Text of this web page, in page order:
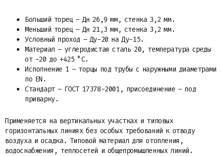
Больший торец – Дн 26,9 мм, стенка 3,2 мм.
Меньший торец – Дн 21,3 мм, стенка 3,2 мм.
Условный проход – Ду-20 на Ду-15.
Материал – углеродистая сталь 20, температура среды
от -20 до +425 °C.
Исполнение 1 – торцы под трубы с наружными диаметрами
по EN.
Стандарт – ГОСТ 17378-2001, присоединение – под
приварку.
Применяется на вертикальных участках и типовых
горизонтальных линиях без особых требований к отводу
воздуха и осадка. Типовой материал для отопления,
водоснабжения, теплосетей и общепромышленных линий.